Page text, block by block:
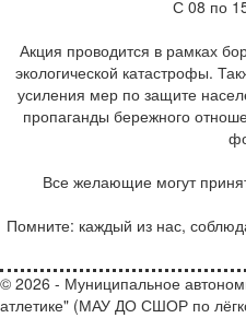
С 08 по
Акция проводится в рамках
экологической катастрофы.
усиления мер по защите
пропаганды бережного
Все желающие могут
Помните: каждый из нас,
© 2026 - Муниципальное
атлетике" (МАУ ДО СШОР по